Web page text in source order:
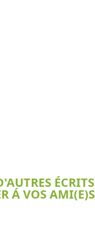
Á VOS